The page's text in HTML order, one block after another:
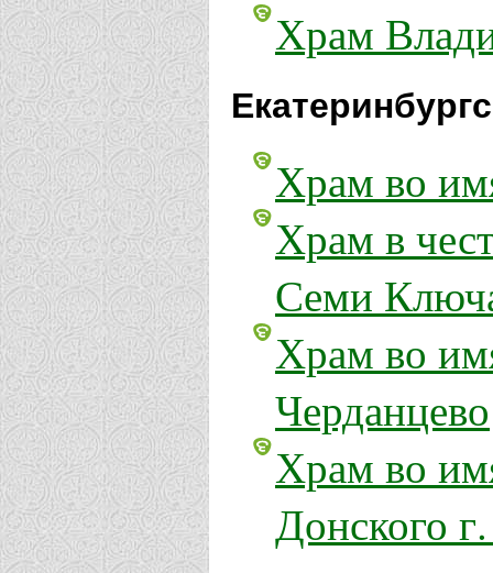
Храм
Храм во
Храм в
Семи
Храм во
Черданцево
Храм во
Донского